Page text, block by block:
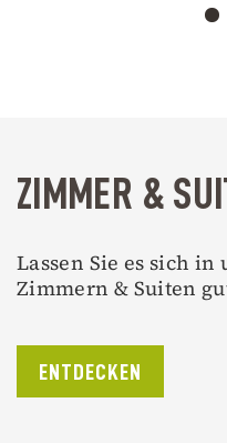
ZIMMER &
Lassen Sie es sich
Zimmern & Suiten
ENTDECKEN